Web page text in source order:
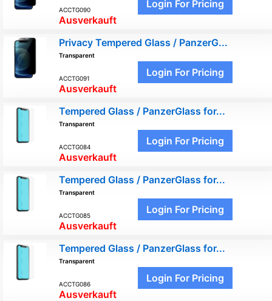
ACCTG090
Ausverkauft
Login For Pricing
Privacy Tempered Glass / PanzerG...
Transparent
ACCTG091
Ausverkauft
Login For Pricing
Tempered Glass / PanzerGlass for...
Transparent
ACCTG084
Ausverkauft
Login For Pricing
Tempered Glass / PanzerGlass for...
Transparent
ACCTG085
Ausverkauft
Login For Pricing
Tempered Glass / PanzerGlass for...
Transparent
ACCTG086
Ausverkauft
Login For Pricing